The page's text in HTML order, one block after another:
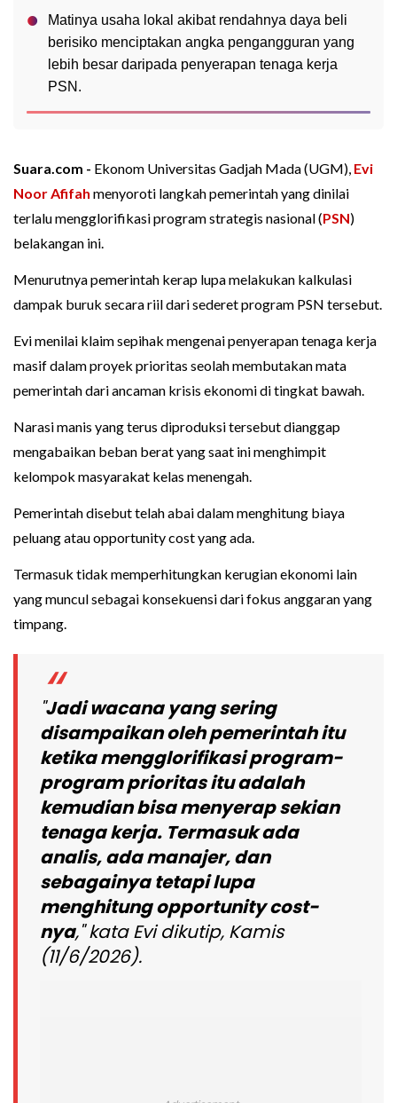
Matinya usaha lokal akibat rendahnya daya beli
berisiko menciptakan angka pengangguran yang
lebih besar daripada penyerapan tenaga kerja
PSN.
Suara.com - Ekonom Universitas Gadjah Mada (UGM), Evi
Noor Afifah menyoroti langkah pemerintah yang dinilai
terlalu mengglorifikasi program strategis nasional (PSN)
belakangan ini.
Menurutnya pemerintah kerap lupa melakukan kalkulasi
dampak buruk secara riil dari sederet program PSN tersebut.
Evi menilai klaim sepihak mengenai penyerapan tenaga kerja
masif dalam proyek prioritas seolah membutakan mata
pemerintah dari ancaman krisis ekonomi di tingkat bawah.
Narasi manis yang terus diproduksi tersebut dianggap
mengabaikan beban berat yang saat ini menghimpit
kelompok masyarakat kelas menengah.
Pemerintah disebut telah abai dalam menghitung biaya
peluang atau opportunity cost yang ada.
Termasuk tidak memperhitungkan kerugian ekonomi lain
yang muncul sebagai konsekuensi dari fokus anggaran yang
timpang.
"Jadi wacana yang sering
disampaikan oleh pemerintah itu
ketika mengglorifikasi program-
program prioritas itu adalah
kemudian bisa menyerap sekian
tenaga kerja. Termasuk ada
analis, ada manajer, dan
sebagainya tetapi lupa
menghitung opportunity cost-
nya," kata Evi dikutip, Kamis
(11/6/2026).